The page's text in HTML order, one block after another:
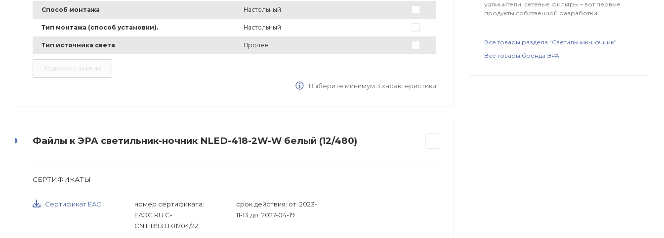
Способ монтажа Настольный
Тип монтажа (способ установки). Настольный
Тип источника света Прочее
Выберите минимум 3 характеристики
Файлы к ЭРА светильник-ночник NLED-418-2W-W белый (12/480)
СЕРТИФИКАТЫ
Сертификат EAC
номер сертификата:
ЕАЭС RU С-
CN.HB93.В.01704/22
срок действия: от: 2023-
11-13 до: 2027-04-19
удлинители, сетевые фильтры – вот первые
продукты собственной разработки.
Все товары раздела "Светильник-ночник"
Все товары бренда ЭРА